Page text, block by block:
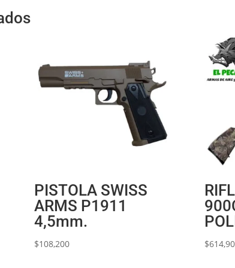
PISTOLA SWISS
ARMS P1911
4,5mm.
$108,200 $